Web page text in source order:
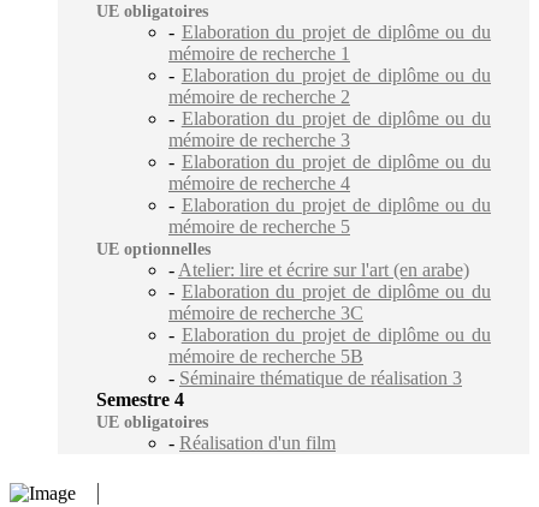
UE obligatoires
- Elaboration du projet de diplôme ou du
mémoire de recherche 1
- Elaboration du projet de diplôme ou du
mémoire de recherche 2
- Elaboration du projet de diplôme ou du
mémoire de recherche 3
- Elaboration du projet de diplôme ou du
mémoire de recherche 4
- Elaboration du projet de diplôme ou du
mémoire de recherche 5
UE optionnelles
- Atelier: lire et écrire sur l'art (en arabe)
- Elaboration du projet de diplôme ou du
mémoire de recherche 3C
- Elaboration du projet de diplôme ou du
mémoire de recherche 5B
- Séminaire thématique de réalisation 3
Semestre 4
UE obligatoires
- Réalisation d'un film